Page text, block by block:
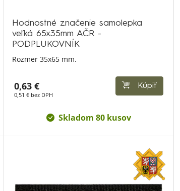
Hodnostné značenie samolepka
veľká 65x35mm AČR -
PODPLUKOVNÍK
Rozmer 35x65 mm.
0,63 €
0,51 € bez DPH
Kúpiť
Skladom 80 kusov